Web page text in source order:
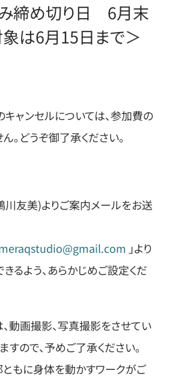
締め切り日 6月末
は6月15日まで＞
ャンセルについては、参加費の
。どうぞ御了承ください。
友美)よりご案内メールをお送
」より
るよう、あらかじめご設定くだ
動画撮影、写真撮影をさせてい
すので、予めご了承ください。
もに身体を動かすワークがご